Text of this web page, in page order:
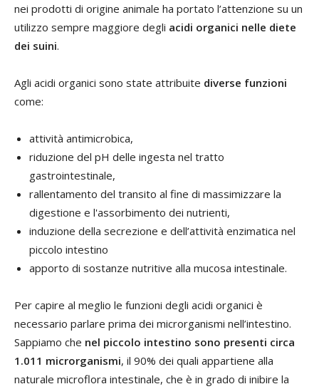
nei prodotti di origine animale ha portato l’attenzione su un
utilizzo sempre maggiore degli acidi organici nelle diete
dei suini.
Agli acidi organici sono state attribuite diverse funzioni
come:
attività antimicrobica,
riduzione del pH delle ingesta nel tratto
gastrointestinale,
rallentamento del transito al fine di massimizzare la
digestione e l'assorbimento dei nutrienti,
induzione della secrezione e dell’attività enzimatica nel
piccolo intestino
apporto di sostanze nutritive alla mucosa intestinale.
Per capire al meglio le funzioni degli acidi organici è
necessario parlare prima dei microrganismi nell’intestino.
Sappiamo che nel piccolo intestino sono presenti circa
1.011 microrganismi, il 90% dei quali appartiene alla
naturale microflora intestinale, che è in grado di inibire la